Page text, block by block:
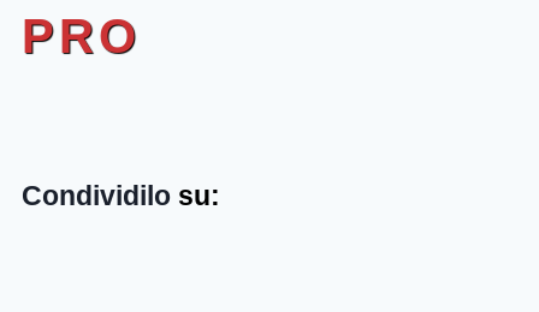
PRO
Condividilo su: